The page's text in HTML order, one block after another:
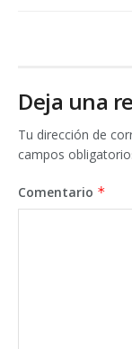
Deja una
Tu dirección de
campos
Comentario *